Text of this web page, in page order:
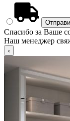
Спасибо за Ваше
Наш менеджер